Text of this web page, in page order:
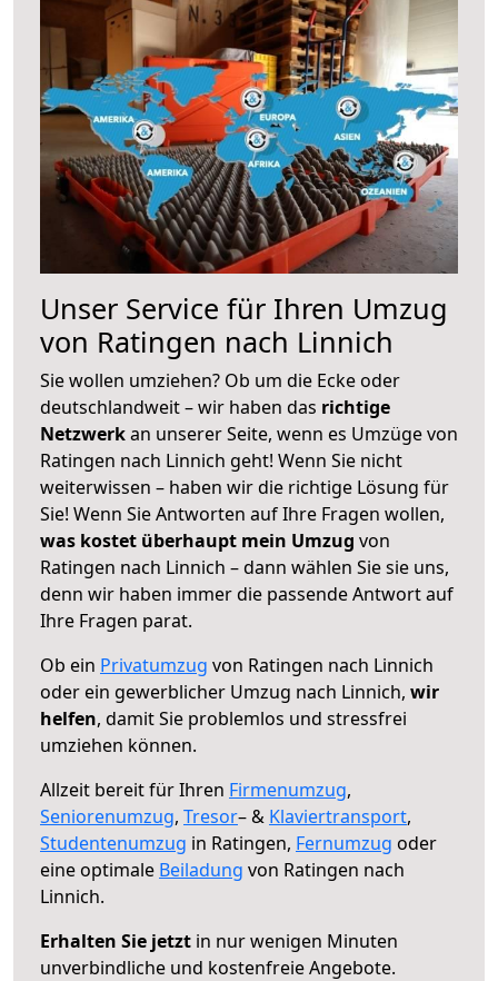
Unser Service für Ihren Umzug
von Ratingen nach Linnich
Sie wollen umziehen? Ob um die Ecke oder
deutschlandweit – wir haben das richtige
Netzwerkan unserer Seite, wenn es Umzüge von
Ratingen nach Linnich geht! Wenn Sie nicht
weiterwissen – haben wir die richtige Lösung für
Sie! Wenn Sie Antworten auf Ihre Fragen wollen,
was kostet überhaupt mein Umzug von
Ratingen nach Linnich – dann wählen Sie sie uns,
denn wir haben immer die passende Antwort auf
Ihre Fragen parat.
Ob ein Privatumzug von Ratingen nach Linnich
oder ein gewerblicher Umzug nach Linnich, wir
helfen, damit Sie problemlos und stressfrei
umziehen können.
Allzeit bereit für Ihren Firmenumzug,
Seniorenumzug, Tresor– & Klaviertransport,
Studentenumzug in Ratingen, Fernumzug oder
eine optimale Beiladung von Ratingen nach
Linnich.
Erhalten Sie jetzt in nur wenigen Minuten
unverbindliche und kostenfreie Angebote.